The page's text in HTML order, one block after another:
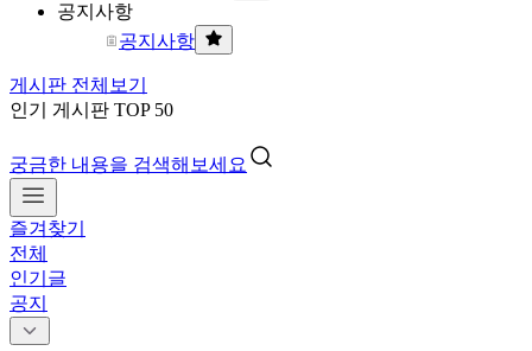
공지사항
공지사항
게시판 전체보기
인기 게시판 TOP 50
궁금한 내용을 검색해보세요
즐겨찾기
전체
인기글
공지